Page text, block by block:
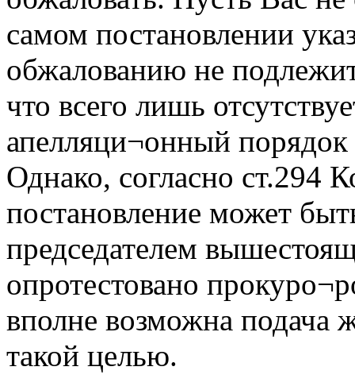
самом постановлении
обжалованию не
что всего лишь
апелляци¬онный
Однако, согласно ст.294
постановление может
председателем
опротестовано
вполне возможна подача
такой целью.